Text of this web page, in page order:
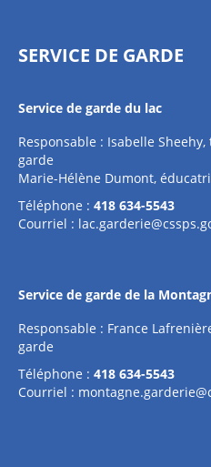
SERVICE DE GARDE
Service de garde du lac
Responsable : Isabelle
garde
Marie-Hélène Dumont,
Téléphone : 418 634-5543
Courriel :
Service de garde de la
Responsable : France
garde
Téléphone : 418 634-5543
Courriel :